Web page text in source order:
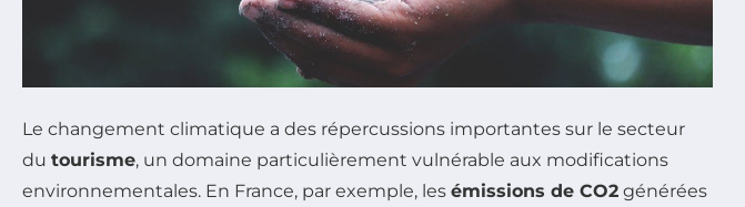
Le changement climatique a des répercussions importantes sur le secteur
du tourisme, un domaine particulièrement vulnérable aux modifications
environnementales. En France, par exemple, les émissions de CO2 générées